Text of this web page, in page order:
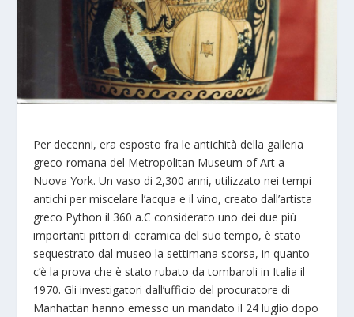
Per decenni, era esposto fra le antichità della galleria
greco-romana del Metropolitan Museum of Art a
Nuova York. Un vaso di 2,300 anni, utilizzato nei tempi
antichi per miscelare l’acqua e il vino, creato dall’artista
greco Python il 360 a.C considerato uno dei due più
importanti pittori di ceramica del suo tempo, è stato
sequestrato dal museo la settimana scorsa, in quanto
c’è la prova che è stato rubato da tombaroli in Italia il
1970. Gli investigatori dall’ufficio del procuratore di
Manhattan hanno emesso un mandato il 24 luglio dopo